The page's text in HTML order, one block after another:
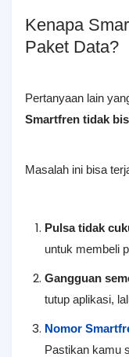
Kenapa
Paket Data?
Pertanyaan lain
Smartfren tidak
Masalah ini bisa
Pulsa tidak
untuk membeli
Gangguan
tutup aplikasi,
Nomor
Pastikan kamu